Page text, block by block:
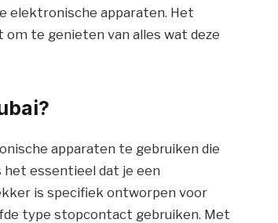
elektronische apparaten. Het
te genieten van alles wat deze
apparaten te gebruiken die
essentieel dat je een
is specifiek ontworpen voor
type stopcontact gebruiken. Met